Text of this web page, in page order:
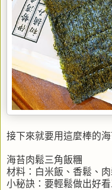
接下來就要用這麼棒的
海苔肉鬆三角飯糰
材料：白米飯、香鬆、
小秘訣：要輕鬆做出好